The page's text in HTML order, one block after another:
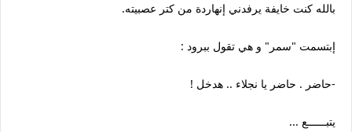
بالله كنت خايفة يرفدني إنهاردة من كتر عصبيته.
إبتسمت "سمر" و هي تقول ببرود :
-حاضر . حاضر يا نجلاء .. هدخل !
يتبــــــع ...